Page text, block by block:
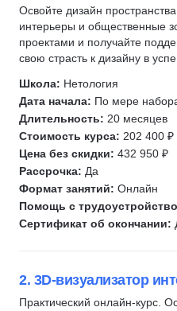
Дизайн мебели
Дизайн одежды
Дизайн украшений
Дизайн карточек для
Дизайн стикеров
UIKit
Дизайн мобильных
Создание спецэффектов
3D-дженералист
2D-графика
Нарративный дизайнер
Скетчинг
Айдентика
Adobe Illustrator
Типографика
Ретушь
InDesign
Полиграфический дизайн
Разработка фирменного стиля
UX/UI Дизайн
Веб-дизайн
Иллюстрация
Коммерческая иллюстрация
Дизайн интерьера
3D-дженералист
3D-художник
Освойте дизайн
интерьеры и общественные
проектами и получайте
свою страсть к дизайну в
Школа: Нетология
Дата начала: По мере
Длительность: 20 месяцев
Стоимость курса: 202 400 ₽
Цена без скидки: 432 950 ₽
Рассрочка: Да
Формат занятий: Онлайн
Помощь с
Сертификат об окончании:
2. 3D-визуализатор
Практический онлайн-курс.